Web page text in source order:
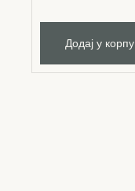
Додај у корпу